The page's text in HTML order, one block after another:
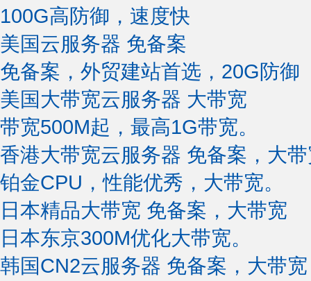
100G高防御，速度快
美国云服务器 免备案
免备案，外贸建站首选，20G防御
美国大带宽云服务器 大带宽
带宽500M起，最高1G带宽。
香港大带宽云服务器 免备案，大
铂金CPU，性能优秀，大带宽。
日本精品大带宽 免备案，大带宽
日本东京300M优化大带宽。
韩国CN2云服务器 免备案，大带宽